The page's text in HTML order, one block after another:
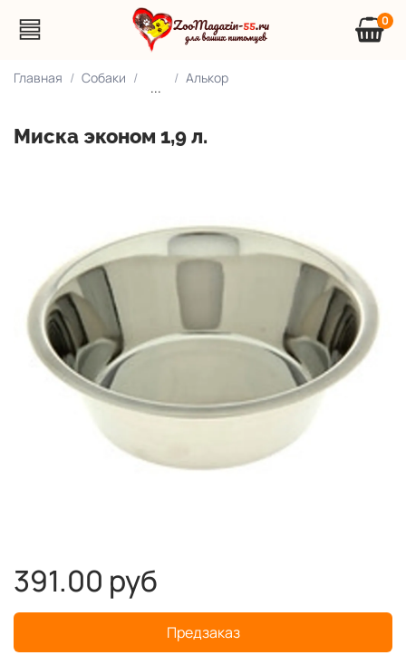
0
Главная Собаки
...
Алькор
Миска эконом 1,9 л.
391.00 руб
Предзаказ